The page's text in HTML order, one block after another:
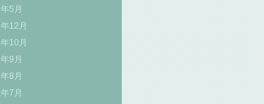
5月
12月
10月
9月
8月
7月